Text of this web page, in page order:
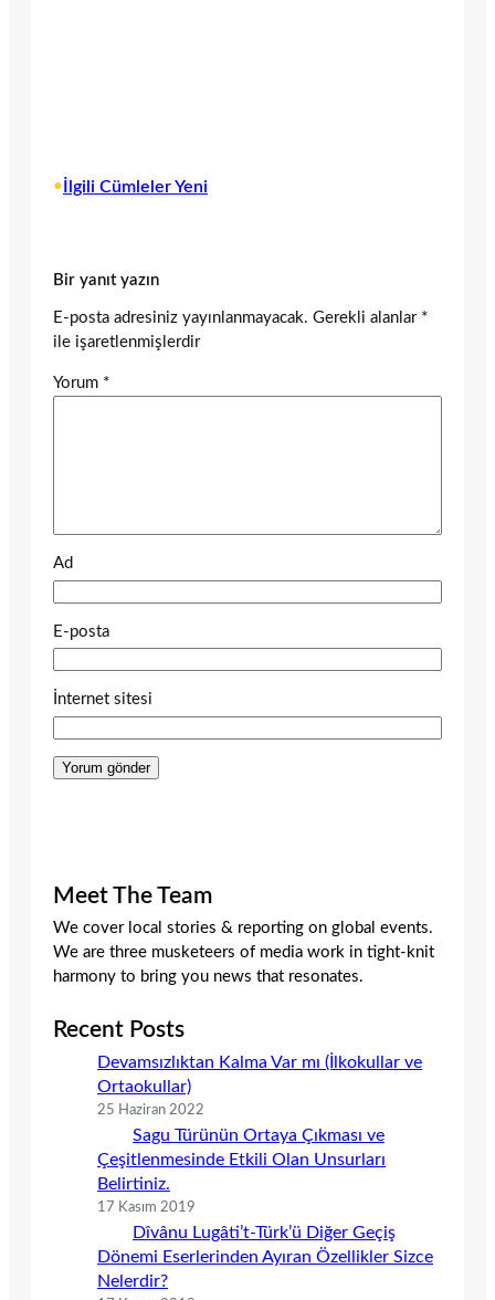
• İlgili Cümleler Yeni
Bir yanıt yazın
E-posta adresiniz yayınlanmayacak. Gerekli alanlar *
ile işaretlenmişlerdir
Yorum *
Ad
E-posta
İnternet sitesi
Meet The Team
We cover local stories & reporting on global events.
We are three musketeers of media work in tight-knit
harmony to bring you news that resonates.
Recent Posts
Devamsızlıktan Kalma Var mı (İlkokullar ve
Ortaokullar)
25 Haziran 2022
Sagu Türünün Ortaya Çıkması ve
Çeşitlenmesinde Etkili Olan Unsurları
Belirtiniz.
17 Kasım 2019
Dîvânu Lugâti’t-Türk’ü Diğer Geçiş
Dönemi Eserlerinden Ayıran Özellikler Sizce
Nelerdir?